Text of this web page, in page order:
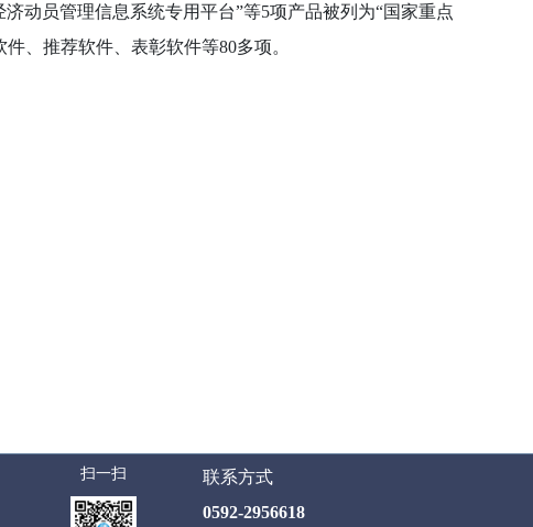
济动员管理信息系统专用平台”等5项产品被列为“国家重点
件、推荐软件、表彰软件等80多项。
扫一扫
联系方式
0592-2956618